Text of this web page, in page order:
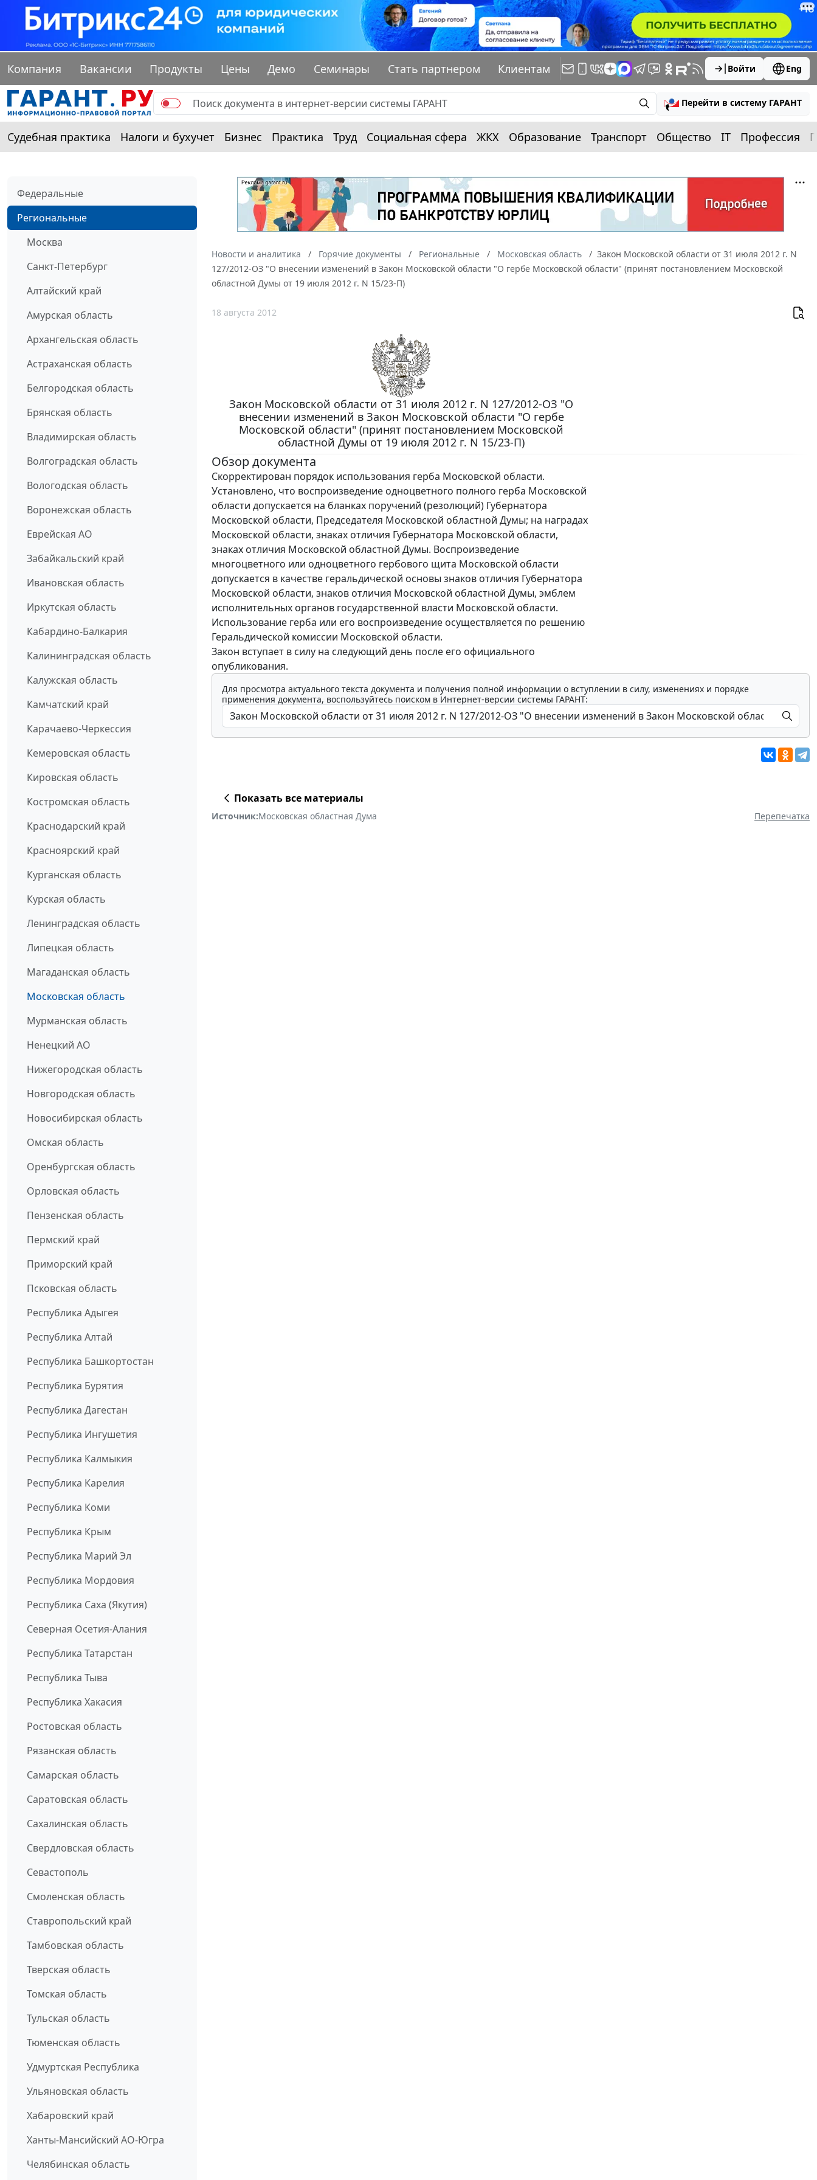
Компания Вакансии Продукты Цены Демо Семинары Стать партнером Клиентам Войти Eng
Перейти в систему ГАРАНТ
Судебная практика Налоги и бухучет Бизнес Практика Труд Социальная сфера ЖКХ Образование Транспорт Общество IT Профессия
Федеральные
Региональные
Москва
Санкт-Петербург
Алтайский край
Амурская область
Архангельская область
Астраханская область
Белгородская область
Брянская область
Владимирская область
Волгоградская область
Вологодская область
Воронежская область
Еврейская АО
Забайкальский край
Ивановская область
Иркутская область
Кабардино-Балкария
Калининградская область
Калужская область
Камчатский край
Карачаево-Черкессия
Кемеровская область
Кировская область
Костромская область
Краснодарский край
Красноярский край
Курганская область
Курская область
Ленинградская область
Липецкая область
Магаданская область
Московская область
Мурманская область
Ненецкий АО
Нижегородская область
Новгородская область
Новосибирская область
Омская область
Оренбургская область
Орловская область
Пензенская область
Пермский край
Приморский край
Псковская область
Республика Адыгея
Республика Алтай
Республика Башкортостан
Республика Бурятия
Республика Дагестан
Республика Ингушетия
Республика Калмыкия
Республика Карелия
Республика Коми
Республика Крым
Республика Марий Эл
Республика Мордовия
Республика Саха (Якутия)
Северная Осетия-Алания
Республика Татарстан
Республика Тыва
Республика Хакасия
Ростовская область
Рязанская область
Самарская область
Саратовская область
Сахалинская область
Свердловская область
Севастополь
Смоленская область
Ставропольский край
Тамбовская область
Тверская область
Томская область
Тульская область
Тюменская область
Удмуртская Республика
Ульяновская область
Хабаровский край
Ханты-Мансийский АО-Югра
Челябинская область
Новости и аналитика Горячие документы Региональные Московская область
Закон Московской области от 31 июля 2012 г. N
127/2012-ОЗ "О внесении изменений в Закон Московской области "О гербе Московской области" (принят постановлением Московской
областной Думы от 19 июля 2012 г. N 15/23-П)
18 августа 2012
Закон Московской области от 31 июля 2012 г. N 127/2012-ОЗ "О
внесении изменений в Закон Московской области "О гербе
Московской области" (принят постановлением Московской
областной Думы от 19 июля 2012 г. N 15/23-П)
Обзор документа
Скорректирован порядок использования герба Московской области.
Установлено, что воспроизведение одноцветного полного герба Московской
области допускается на бланках поручений (резолюций) Губернатора
Московской области, Председателя Московской областной Думы; на наградах
Московской области, знаках отличия Губернатора Московской области,
знаках отличия Московской областной Думы. Воспроизведение
многоцветного или одноцветного гербового щита Московской области
допускается в качестве геральдической основы знаков отличия Губернатора
Московской области, знаков отличия Московской областной Думы, эмблем
исполнительных органов государственной власти Московской области.
Использование герба или его воспроизведение осуществляется по решению
Геральдической комиссии Московской области.
Закон вступает в силу на следующий день после его официального
опубликования.
Для просмотра актуального текста документа и получения полной информации о вступлении в силу, изменениях и порядке
применения документа, воспользуйтесь поиском в Интернет-версии системы ГАРАНТ:
Показать все материалы
Источник:Московская областная Дума Перепечатка